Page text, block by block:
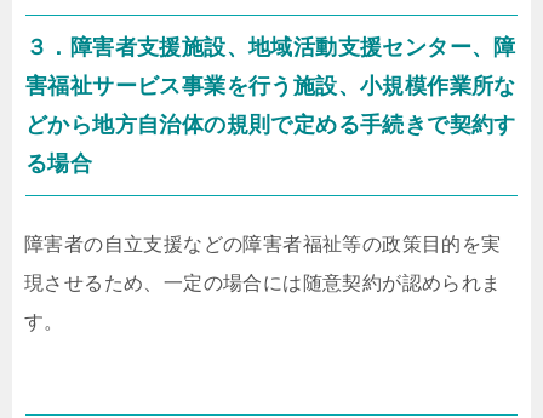
３．障害者支援施設、地域活動支援センター、障
害福祉サービス事業を行う施設、小規模作業所な
どから地方自治体の規則で定める手続きで契約す
る場合
障害者の自立支援などの障害者福祉等の政策目的を実
現させるため、一定の場合には随意契約が認められま
す。